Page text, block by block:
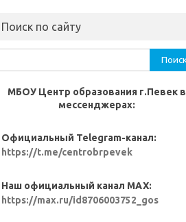
Поиск по сайту
МБОУ Центр образования г.Певек в
мессенджерах:
Официальный Telegram-канал:
https://t.me/centrobrpevek
Наш официальный канал MAX:
https://max.ru/id8706003752_gos